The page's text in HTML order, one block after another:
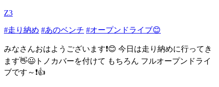
Z3
#走り納め #あのベンチ #オープンドライブ😊
みなさんおはようございます❗️😊 今日は走り納めに行ってき
ます👋😃トノカバーを付けて もちろん フルオープンドライ
ブです～❗👍